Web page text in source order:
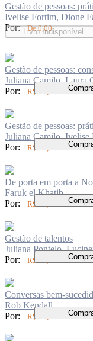
Gestão de pessoas:
Ivelise Fortim, Dione
Por:
De 0,00
Livro Indisponível
Gestão de pessoas:
Juliana Camilo, Laura
Por:
R$ 62,00
Gestão de pessoas:
Juliana Camilo, Ivelise
Por:
R$ 60,00
De porta em porta a
Faruk el Khatib
Por:
R$ 62,00
Gestão de talentos
Juliana Pontelo,
Por:
R$ 77,00
Conversas bem-
Rob Kendall
Por:
R$ 84,00